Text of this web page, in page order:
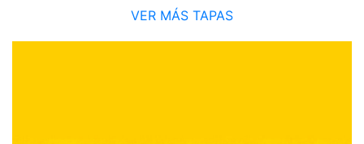
VER MÁS TAPAS